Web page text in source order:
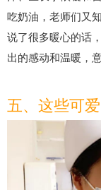
吃奶油，老师们又
说了很多暖心的话
出的感动和温暖，
五、这些可